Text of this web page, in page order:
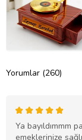
Yorumlar (260)
Ya bayıldımmm
emeklerinize